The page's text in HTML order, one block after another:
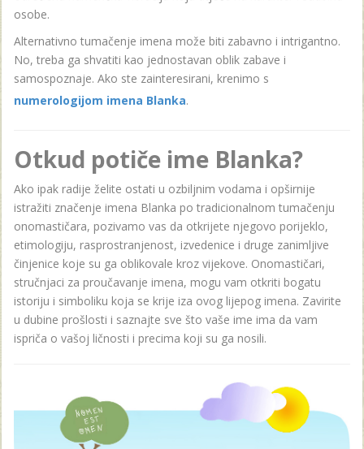
osobe.
Alternativno tumačenje imena može biti zabavno i intrigantno.
No, treba ga shvatiti kao jednostavan oblik zabave i
samospoznaje. Ako ste zainteresirani, krenimo s
numerologijom imena Blanka.
Otkud potiče ime Blanka?
Ako ipak radije želite ostati u ozbiljnim vodama i opširnije
istražiti značenje imena Blanka po tradicionalnom tumačenju
onomastičara, pozivamo vas da otkrijete njegovo porijeklo,
etimologiju, rasprostranjenost, izvedenice i druge zanimljive
činjenice koje su ga oblikovale kroz vijekove. Onomastičari,
stručnjaci za proučavanje imena, mogu vam otkriti bogatu
istoriju i simboliku koja se krije iza ovog lijepog imena. Zavirite
u dubine prošlosti i saznajte sve što vaše ime ima da vam
ispriča o vašoj ličnosti i precima koji su ga nosili.